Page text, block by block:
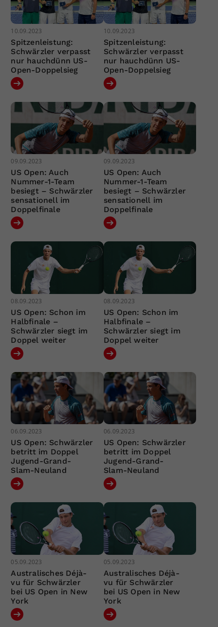
10.09.2023
Spitzenleistung:
Schwärzler verpasst
nur hauchdünn US-
Open-Doppelsieg
10.09.2023
Spitzenleistung:
Schwärzler verpasst
nur hauchdünn US-
Open-Doppelsieg
09.09.2023
US Open: Auch
Nummer-1-Team
besiegt – Schwärzler
sensationell im
Doppelfinale
09.09.2023
US Open: Auch
Nummer-1-Team
besiegt – Schwärzler
sensationell im
Doppelfinale
08.09.2023
US Open: Schon im
Halbfinale –
Schwärzler siegt im
Doppel weiter
08.09.2023
US Open: Schon im
Halbfinale –
Schwärzler siegt im
Doppel weiter
06.09.2023
US Open: Schwärzler
betritt im Doppel
Jugend-Grand-
Slam-Neuland
06.09.2023
US Open: Schwärzler
betritt im Doppel
Jugend-Grand-
Slam-Neuland
05.09.2023
Australisches Déjà-
vu für Schwärzler
bei US Open in New
York
05.09.2023
Australisches Déjà-
vu für Schwärzler
bei US Open in New
York